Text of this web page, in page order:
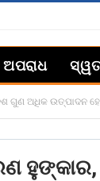
ଅପରାଧ
ଅଧିକ ଉତ୍ପାଦନ
ହୁଙ୍କାର,